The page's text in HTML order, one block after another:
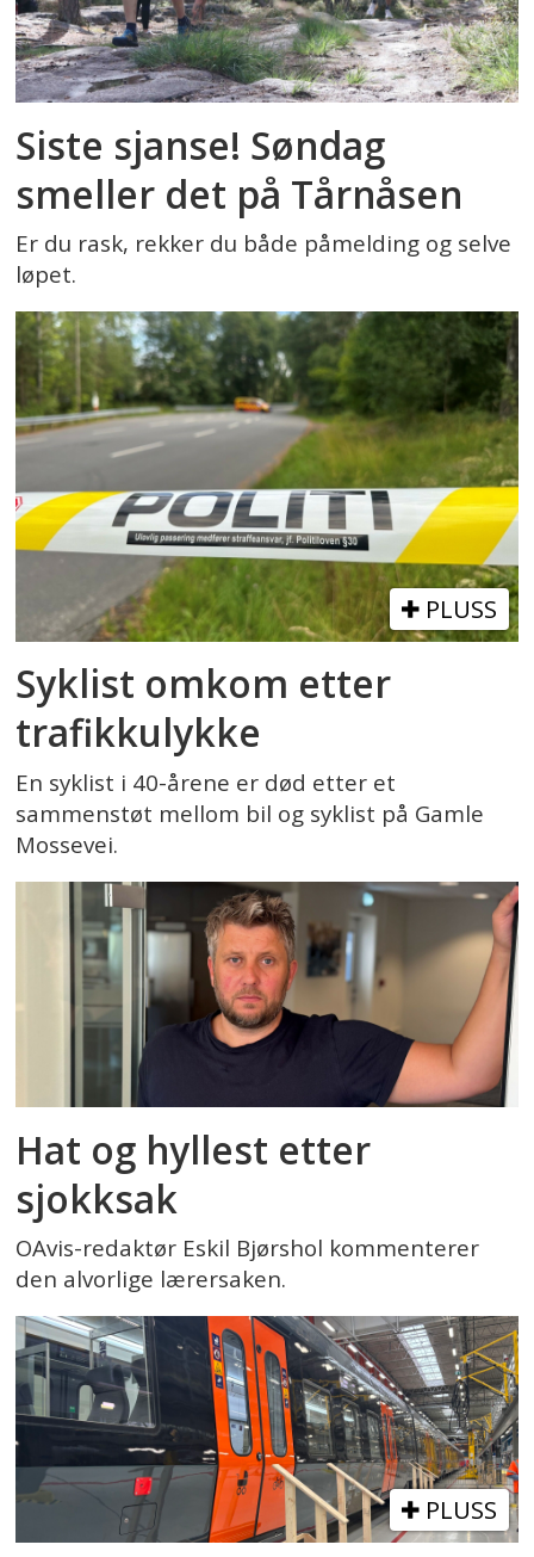
Siste sjanse! Søndag
smeller det på Tårnåsen
Er du rask, rekker du både påmelding og selve
løpet.
PLUSS
Syklist omkom etter
trafikkulykke
En syklist i 40-årene er død etter et
sammenstøt mellom bil og syklist på Gamle
Mossevei.
Hat og hyllest etter
sjokksak
OAvis-redaktør Eskil Bjørshol kommenterer
den alvorlige lærersaken.
PLUSS